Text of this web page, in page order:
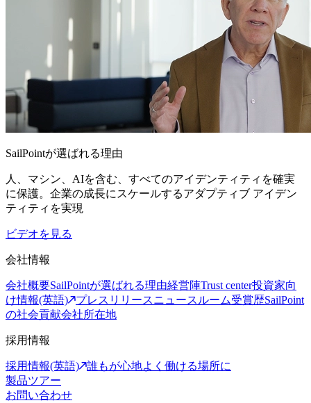
SailPointが選ばれる理由
人、マシン、AIを含む、すべてのアイデンティティを確実
に保護。企業の成長にスケールするアダプティブ アイデン
ティティを実現
ビデオを見る
会社情報
会社概要SailPointが選ばれる理由経営陣Trust center投資家向
け情報(英語)
プレスリリースニュースルーム受賞歴SailPoint
の社会貢献会社所在地
採用情報
採用情報(英語)
誰もが心地よく働ける場所に
製品ツアー
お問い合わせ